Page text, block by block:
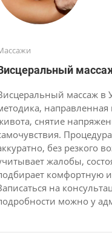
массаж в
направленная
снятие
без резкого
жалобы,
комфортную
на
можно у